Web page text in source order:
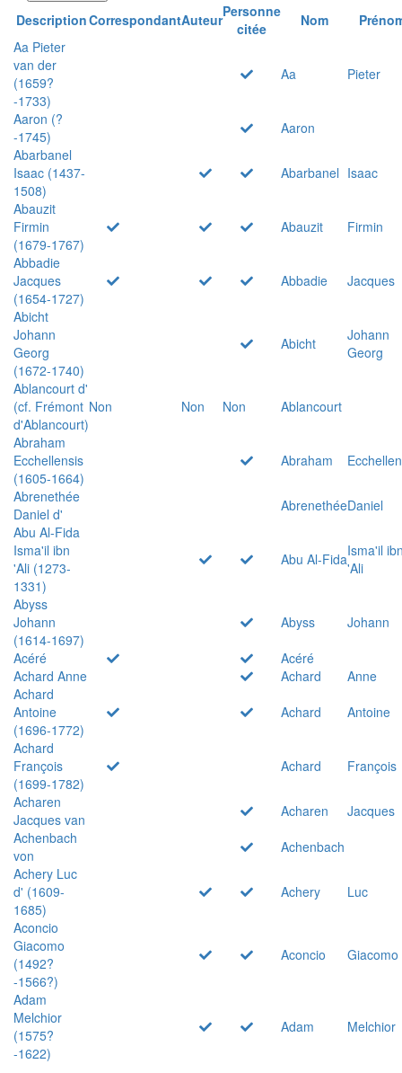
DescriptionCorrespondantAuteurPersonne
citée
Nom
Aa Pieter
van der
(1659?
-1733)
Aa Pieter
Aaron (?
-1745)
Aaron
Abarbanel
Isaac (1437-
1508)
Abarbanel Isaac
Abauzit
Firmin
(1679-1767)
Abauzit
Firmin
Abbadie
Jacques
(1654-1727)
Abbadie
Jacques
Abicht
Johann
Georg
(1672-1740)
Abicht
Johann
Georg
Ablancourt d'
(cf. Frémont
d'Ablancourt)
Non Non Non
Ablancourt
Abraham
Ecchellensis
(1605-1664)
Abraham
Abrenethée
Daniel d'
AbrenethéeDaniel
Abu Al-Fida
Isma'il ibn
'Ali (1273-
1331)
Abu Al-FidaIsma'il
'Ali
Abyss
Johann
(1614-1697)
Abyss
Johann
Acéré
Acéré
Achard Anne
Achard
Anne
Achard
Antoine
(1696-1772)
Achard
Antoine
Achard
François
(1699-1782)
Achard
François
Acharen
Jacques van
Acharen
Jacques
Achenbach
von
Achenbach
Achery Luc
d' (1609-
1685)
Achery
Luc
Aconcio
Giacomo
(1492?
-1566?)
Aconcio Giacomo
Adam
Melchior
(1575?
-1622)
Adam Melchior